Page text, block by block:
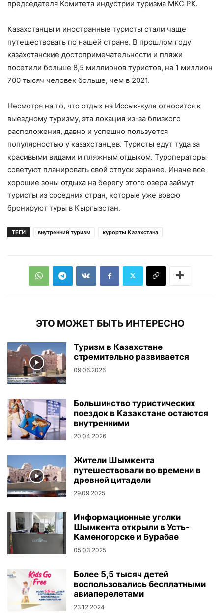
председателя Комитета индустрии туризма МКС РК.
Казахстанцы и иностранные туристы стали чаще
путешествовать по нашей стране. В прошлом году
казахстанские достопримечательности и пляжи
посетили больше 8,5 миллионов туристов, на 1 миллион
700 тысяч человек больше, чем в 2021.
Несмотря на то, что отдых на Иссык-куле относится к
выездному туризму, эта локация из-за близкого
расположения, давно и успешно пользуется
популярностью у казахстанцев. Туристы едут туда за
красивыми видами и пляжным отдыхом. Туроператоры
советуют планировать свой отпуск заранее. Иначе все
хорошие зоны отдыха на берегу этого озера займут
туристы из соседних стран, которые уже вовсю
бронируют туры в Кыргызстан.
ТЕГИ внутренний туризм курорты Казахстана
ЭТО МОЖЕТ БЫТЬ ИНТЕРЕСНО
Туризм в Казахстане
стремительно развивается
09.06.2026
Большинство туристических
поездок в Казахстане остаются
внутренними
20.04.2026
Жители Шымкента
путешествовали во времени в
древней цитадели
29.09.2025
Информационные уголки
Шымкента открыли в Усть-
Каменогорске и Бурабае
05.03.2025
Более 5,5 тысяч детей
воспользовались бесплатными
авиаперелетами
23.12.2024